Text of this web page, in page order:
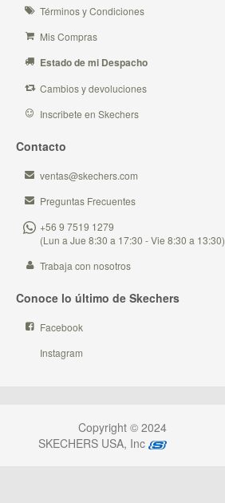
Términos y Condiciones
Mis Compras
Estado de mi Despacho
Cambios y devoluciones
Inscribete en Skechers
Contacto
ventas@skechers.com
Preguntas Frecuentes
+56 9 7519 1279
(Lun a Jue 8:30 a 17:30 - Vie 8:30 a 13:30)
Trabaja con nosotros
Conoce lo último de Skechers
Facebook
Instagram
Copyright © 2024
SKECHERS USA, Inc